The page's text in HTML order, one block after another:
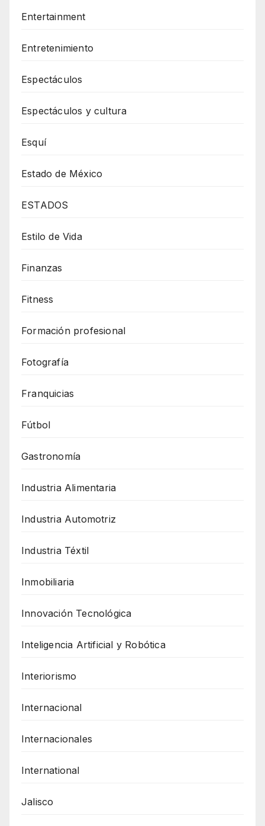
Entertainment
Entretenimiento
Espectáculos
Espectáculos y cultura
Esquí
Estado de México
ESTADOS
Estilo de Vida
Finanzas
Fitness
Formación profesional
Fotografía
Franquicias
Fútbol
Gastronomía
Industria Alimentaria
Industria Automotriz
Industria Téxtil
Inmobiliaria
Innovación Tecnológica
Inteligencia Artificial y Robótica
Interiorismo
Internacional
Internacionales
International
Jalisco